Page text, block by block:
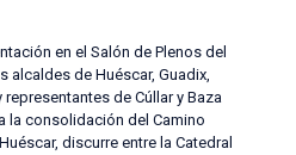
en el Salón de Plenos del
alcaldes de Huéscar, Guadix,
representantes de Cúllar y Baza
la consolidación del Camino
discurre entre la Catedral